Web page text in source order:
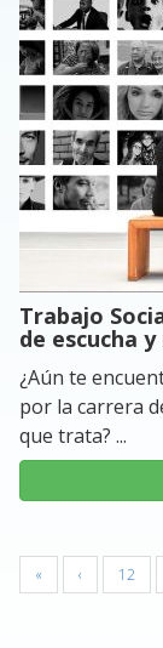
Trabajo
de escucha
¿Aún te
por la carrera
que trata? ...
« ‹ 12